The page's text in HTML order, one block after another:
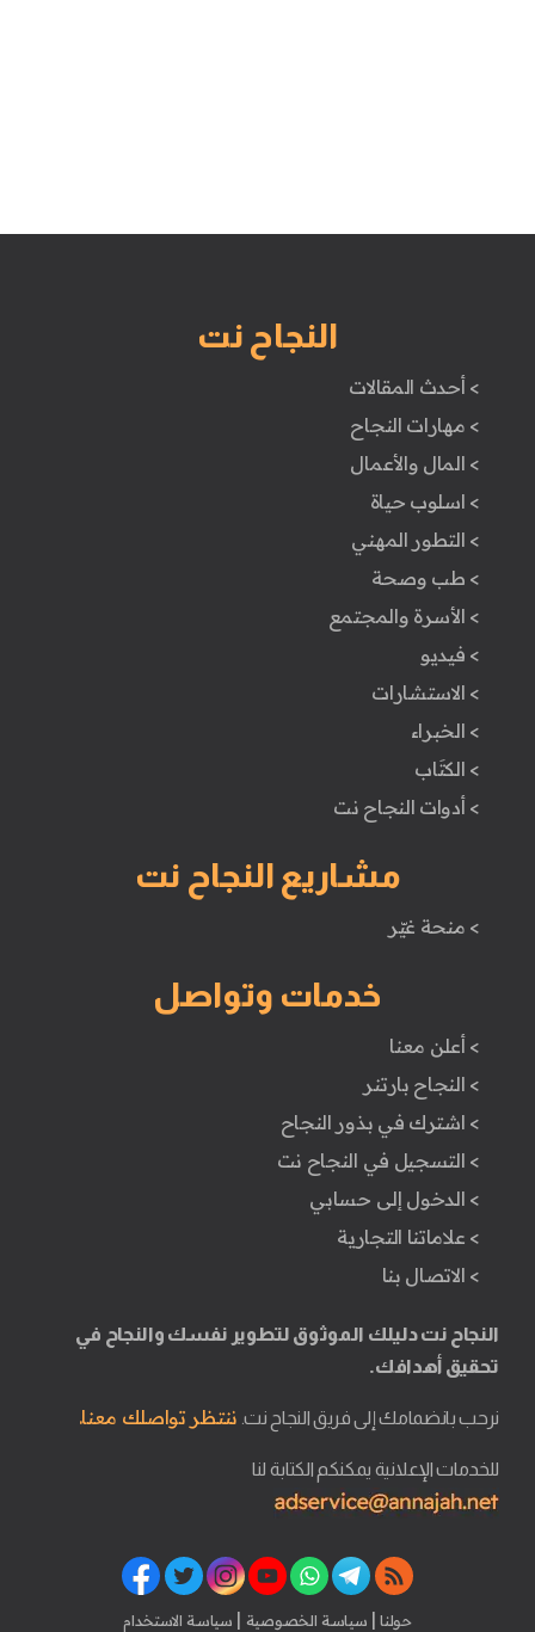
النجاح نت
> أحدث المقالات
> مهارات النجاح
> المال والأعمال
> اسلوب حياة
> التطور المهني
> طب وصحة
> الأسرة والمجتمع
> فيديو
> الاستشارات
> الخبراء
> الكتَاب
> أدوات النجاح نت
مشاريع النجاح نت
> منحة غيّر
خدمات وتواصل
> أعلن معنا
> النجاح بارتنر
> اشترك في بذور النجاح
> التسجيل في النجاح نت
> الدخول إلى حسابي
> علاماتنا التجارية
> الاتصال بنا
النجاح نت دليلك الموثوق لتطوير نفسك والنجاح في
تحقيق أهدافك.
نرحب بانضمامك إلى فريق النجاح نت. ننتظر تواصلك معنا.
للخدمات الإعلانية يمكنكم الكتابة لنا
حولنا | سياسة الخصوصية | سياسة الاستخدام